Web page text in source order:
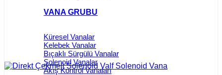
VANA GRUBU
Küresel Vanalar
Kelebek Vanalar
Bıçaklı Sürgülü Vanalar
Solenoid Vanalar
Akış Kontrol Vanaları